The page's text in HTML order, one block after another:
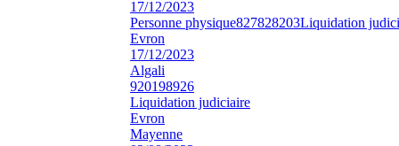
17/12/2023
Personne physique827828203Liquidation
Evron
17/12/2023
Algali
920198926
Liquidation judiciaire
Evron
Mayenne